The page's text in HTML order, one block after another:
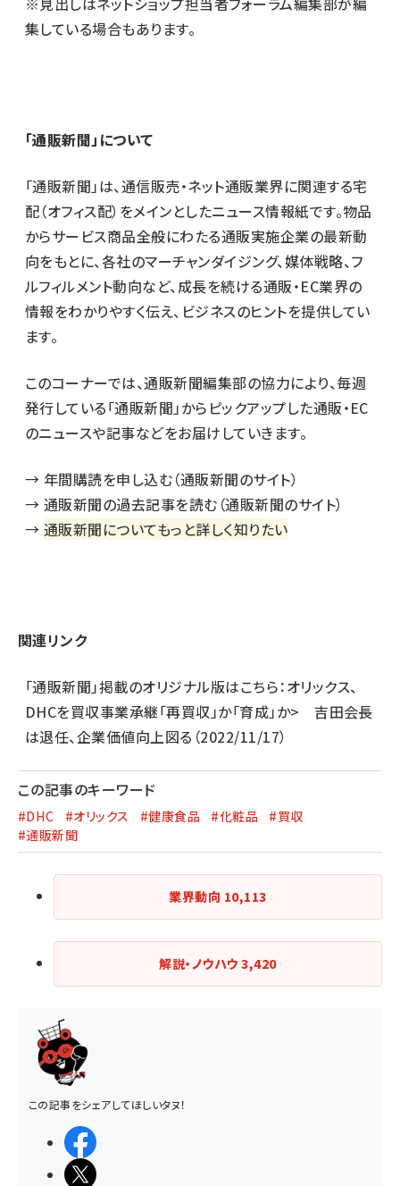
集している場合もあります。
「通販新聞」について
「通販新聞」は、通信販売・ネット通販業界に関連する宅
配（オフィス配）をメインとしたニュース情報紙です。物品
からサービス商品全般にわたる通販実施企業の最新動
向をもとに、各社のマーチャンダイジング、媒体戦略、フ
ルフィルメント動向など、成長を続ける通販・EC業界の
情報をわかりやすく伝え、ビジネスのヒントを提供してい
ます。
このコーナーでは、通販新聞編集部の協力により、毎週
発行している「通販新聞」からピックアップした通販・EC
のニュースや記事などをお届けしていきます。
→ 年間購読を申し込む（通販新聞のサイト）
→ 通販新聞の過去記事を読む（通販新聞のサイト）
→ 通販新聞についてもっと詳しく知りたい
関連リンク
「通販新聞」掲載のオリジナル版はこちら：オリックス、
DHCを買収事業承継「再買収」か「育成」か> 吉田会長
は退任、企業価値向上図る （2022/11/17）
この記事のキーワード
#DHC #オリックス #健康食品 #化粧品
#買収
#通販新聞
業界動向 10,113
解説・ノウハウ3,420
この記事をシェアしてほしいタヌ！